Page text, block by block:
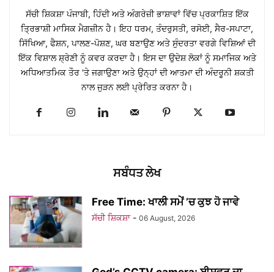
ਸੱਚੀ ਸ਼ਿਕਸ਼ਾ ਪੰਜਾਬੀ, ਹਿੰਦੀ ਅਤੇ ਅੰਗਰੇਜ਼ੀ ਭਾਸ਼ਾਵਾਂ ਵਿੱਚ ਪ੍ਰਕਾਸ਼ਿਤ ਇੱਕ
ਤ੍ਰਿਭਾਸ਼ੀ ਮਾਸਿਕ ਮੈਗਜ਼ੀਨ ਹੈ। ਇਹ ਧਰਮ, ਤੰਦਰੁਸਤੀ, ਰਸੋਈ, ਸੈਰ-ਸਪਾਟਾ,
ਸਿੱਖਿਆ, ਫੈਸ਼ਨ, ਪਾਲਣ-ਪੋਸ਼ਣ, ਘਰ ਬਣਾਉਣ ਅਤੇ ਸੁੰਦਰਤਾ ਵਰਗੇ ਵਿਸ਼ਿਆਂ ਦੀ
ਇੱਕ ਵਿਸ਼ਾਲ ਸ਼੍ਰੇਣੀ ਨੂੰ ਕਵਰ ਕਰਦਾ ਹੈ। ਇਸ ਦਾ ਉਦੇਸ਼ ਲੋਕਾਂ ਨੂੰ ਸਮਾਜਿਕ ਅਤੇ
ਅਧਿਆਤਮਿਕ ਤੌਰ 'ਤੇ ਜਗਾਉਣਾ ਅਤੇ ਉਨ੍ਹਾਂ ਦੀ ਆਤਮਾ ਦੀ ਅੰਦਰੂਨੀ ਸ਼ਕਤੀ
ਨਾਲ ਜੁੜਨ ਲਈ ਪ੍ਰੇਰਿਤ ਕਰਨਾ ਹੈ।
ਸਬੰਧਤ ਲੇਖ
Free Time: ਖਾਲੀ ਸਮੇਂ ’ਚ ਕੁਝ ਹੋ ਜਾਵੇ
ਸੱਚੀ ਸ਼ਿਕਸ਼ਾ - 06 August, 2026